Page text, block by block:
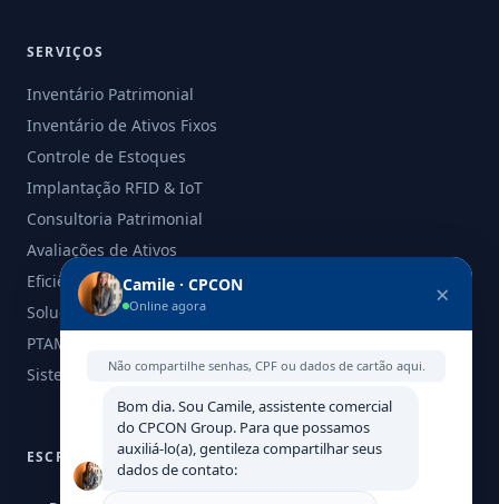
SERVIÇOS
Inventário Patrimonial
Inventário de Ativos Fixos
Controle de Estoques
Implantação RFID & IoT
Consultoria Patrimonial
Avaliações de Ativos
Eficiência Energética
Soluções para PMEs
PTAM - Laudo de Avaliação
Sistemas, Softwares e Ferramentas
ESCRITÓRIOS GLOBAIS
Camile · CPCON
Online agora ×
Não compartilhe senhas, CPF ou dados de cartão aqui.
Bom dia. Sou Camile, assistente comercial
do CPCON Group. Para que possamos
auxiliá-lo(a), gentileza compartilhar seus
dados de contato: